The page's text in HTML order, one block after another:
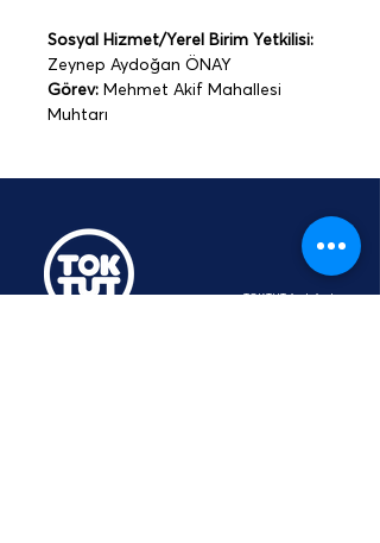
Sosyal Hizmet/Yerel Birim Yetkilisi:
Zeynep Aydoğan ÖNAY
Görev: Mehmet Akif Mahallesi
Muhtarı